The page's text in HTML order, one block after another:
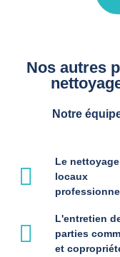
Nos autres
Notre
Le
locaux
L'entretien
parties
et